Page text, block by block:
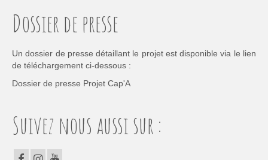
Dossier de presse
Un dossier de presse détaillant le projet est disponible via le lien
de téléchargement ci-dessous :
Dossier de presse Projet Cap'A
Suivez nous aussi sur :